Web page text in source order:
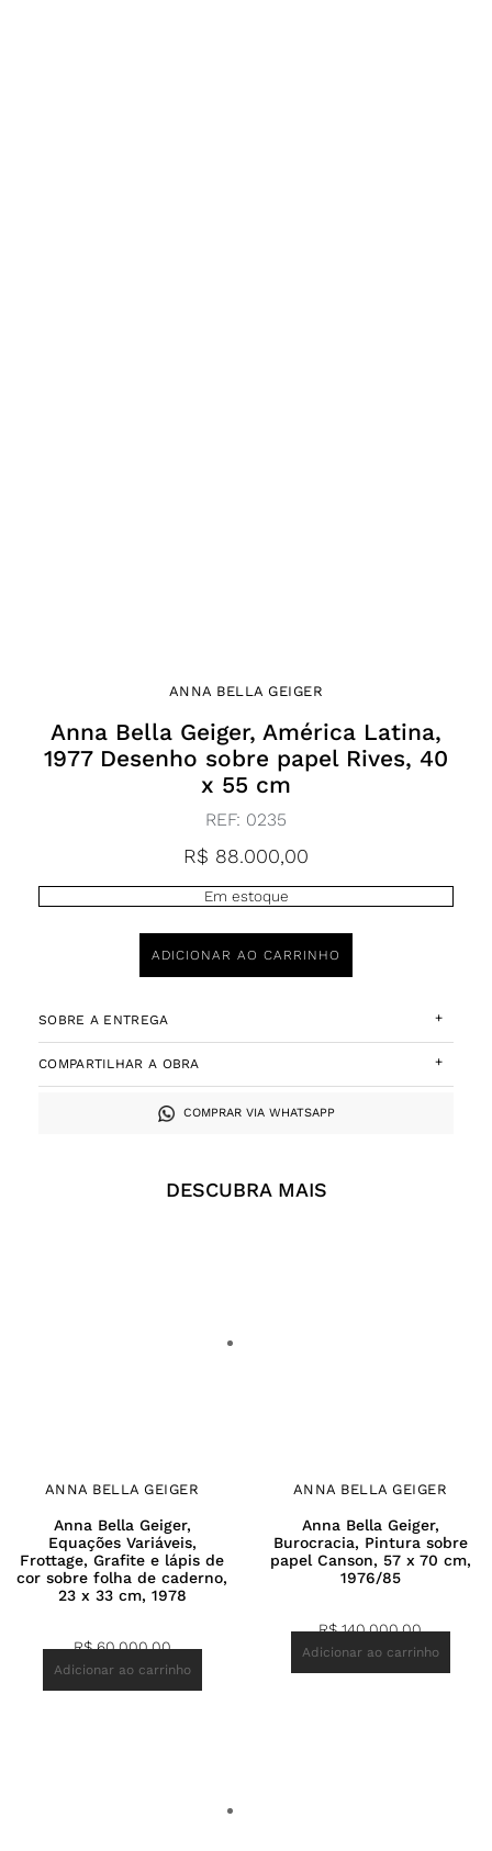
ANNA BELLA GEIGER
Anna Bella Geiger, América Latina,
1977 Desenho sobre papel Rives, 40
x 55 cm
REF: 0235
R$ 88.000,00
Em estoque
ADICIONAR AO CARRINHO
SOBRE A ENTREGA +
COMPARTILHAR A OBRA +
COMPRAR VIA WHATSAPP
DESCUBRA MAIS
ANNA BELLA GEIGER
Anna Bella Geiger,
Equações Variáveis,
Frottage, Grafite e lápis de
cor sobre folha de caderno,
23 x 33 cm, 1978
R$60.000,00
Adicionar ao carrinho
ANNA BELLA GEIGER
Anna Bella Geiger,
Burocracia, Pintura sobre
papel Canson, 57 x 70 cm,
1976/85
R$140.000,00
Adicionar ao carrinho